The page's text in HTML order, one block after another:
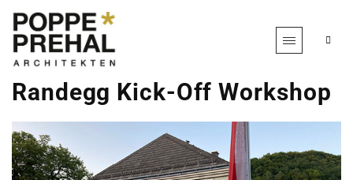
Randegg Kick-Off Workshop